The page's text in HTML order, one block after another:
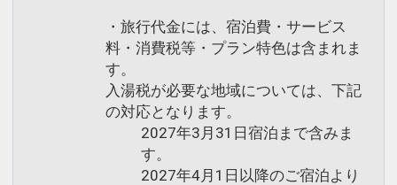
・旅行代金には、宿泊費・サービス
料・消費税等・プラン特色は含まれま
す。
入湯税が必要な地域については、下記
の対応となります。
2027年3月31日宿泊まで含みま
す。
2027年4月1日以降のご宿泊より